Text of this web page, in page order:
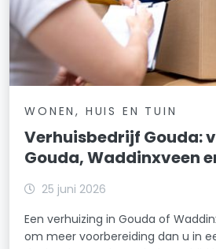
WONEN, HUIS EN TUIN
Verhuisbedrijf Gouda:
Gouda, Waddinxveen
25 juni 2026
Een verhuizing in Gouda of
om meer voorbereiding dan u in